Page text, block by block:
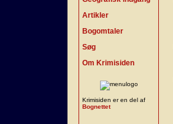
Artikler
Bogomtaler
Søg
Om Krimisiden
Krimisiden er en del af
Bognettet